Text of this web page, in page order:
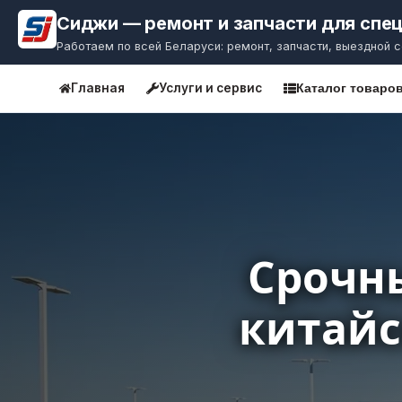
Сиджи — ремонт и запчасти для
Работаем по всей Беларуси: ремонт, запчасти, выездной
Главная Услуги и сервис Каталог
+375 (33) 300-51-15